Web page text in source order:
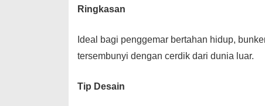
Ringkasan
Ideal bagi penggemar bertahan hidup,
tersembunyi dengan cerdik dari dunia luar.
Tip Desain